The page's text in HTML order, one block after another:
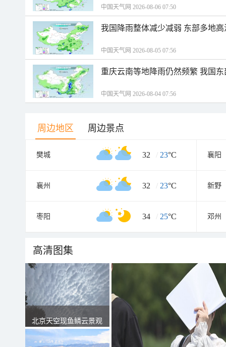
中国天气网 2026-08-06 07:50
我国降雨整体减少减弱 东部多地
中国天气网 2026-08-05 07:56
重庆云南等地降雨仍然频繁 我国
中国天气网 2026-08-04 07:56
周边地区 周边景点
樊城 32 / 23°C 襄阳
襄州 32 / 23°C 新野
枣阳 34 / 25°C 邓州
高清图集
北京天空现鱼鳞云景观